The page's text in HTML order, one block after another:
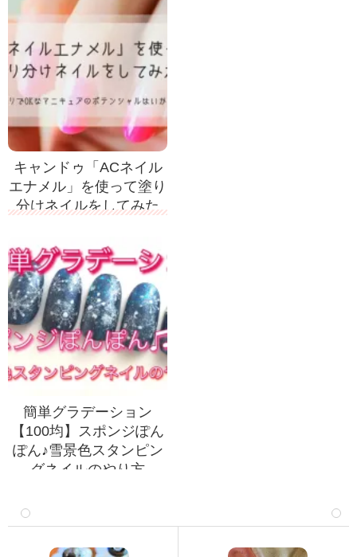
キャンドゥ「ACネイル
エナメル」を使って塗り
分けネイルをしてみた
簡単グラデーション
【100均】スポンジぽん
ぽん♪雪景色スタンピン
グネイルのやり方